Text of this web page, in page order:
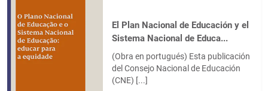
El Plan Nacional de Educación y el
Sistema Nacional de Educa...
(Obra en portugués) Esta publicación
del Consejo Nacional de Educación
(CNE) [...]